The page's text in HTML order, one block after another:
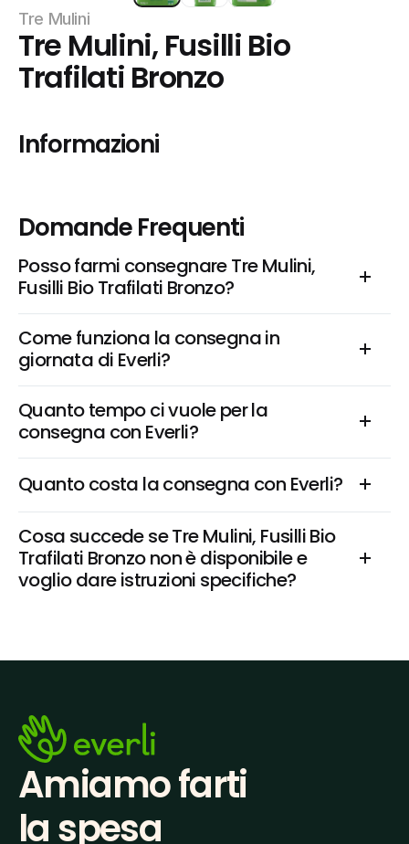
Tre Mulini
Tre Mulini, Fusilli Bio
Trafilati Bronzo
Informazioni
Domande Frequenti
Posso farmi consegnare Tre Mulini,
Fusilli Bio Trafilati Bronzo?
Come funziona la consegna in
giornata di Everli?
Quanto tempo ci vuole per la
consegna con Everli?
Quanto costa la consegna con Everli?
Cosa succede se Tre Mulini, Fusilli Bio
Trafilati Bronzo non è disponibile e
voglio dare istruzioni specifiche?
Amiamo farti
la spesa